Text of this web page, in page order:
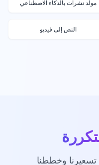
مولد نشرات بالذكاء الاصطناعي
النص إلى فيديو
وخططنا